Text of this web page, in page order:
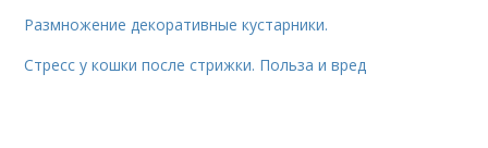
Размножение декоративные кустарники.
Стресс у кошки после стрижки. Польза и вред